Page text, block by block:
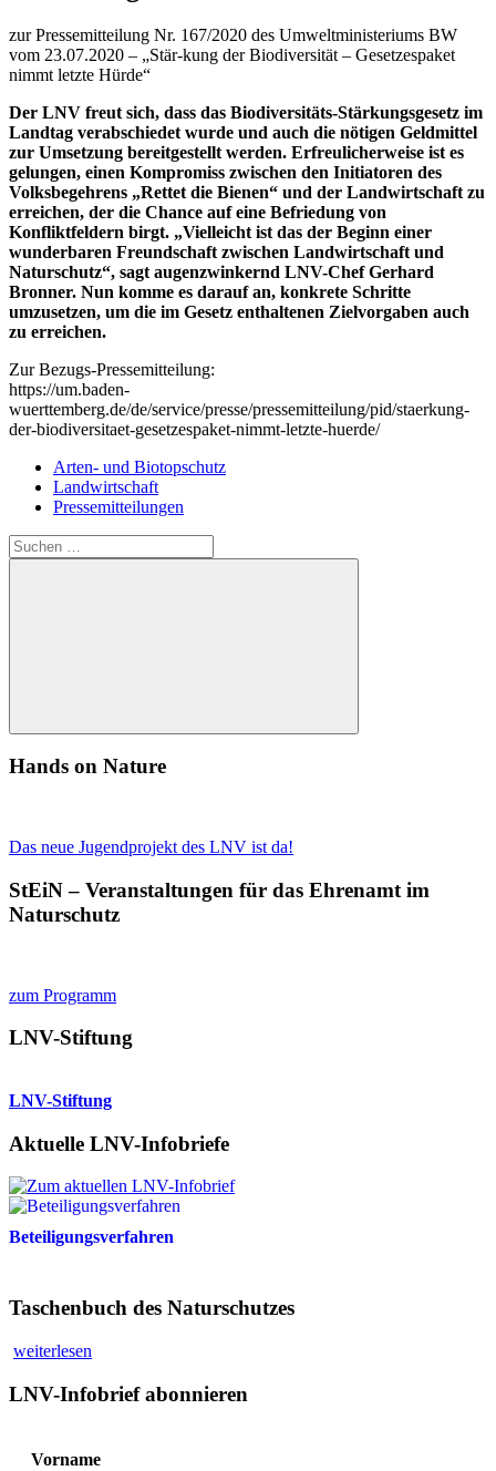
zur Pressemitteilung Nr. 167/2020 des Umweltministeriums BW
vom 23.07.2020 – „Stär-kung der Biodiversität – Gesetzespaket
nimmt letzte Hürde“
Der LNV freut sich, dass das Biodiversitäts-Stärkungsgesetz im
Landtag verabschiedet wurde und auch die nötigen Geldmittel
zur Umsetzung bereitgestellt werden. Erfreulicherweise ist es
gelungen, einen Kompromiss zwischen den Initiatoren des
Volksbegehrens „Rettet die Bienen“ und der Landwirtschaft zu
erreichen, der die Chance auf eine Befriedung von
Konfliktfeldern birgt. „Vielleicht ist das der Beginn einer
wunderbaren Freundschaft zwischen Landwirtschaft und
Naturschutz“, sagt augenzwinkernd LNV-Chef Gerhard
Bronner. Nun komme es darauf an, konkrete Schritte
umzusetzen, um die im Gesetz enthaltenen Zielvorgaben auch
zu erreichen.
Zur Bezugs-Pressemitteilung:
https://um.baden-
wuerttemberg.de/de/service/presse/pressemitteilung/pid/staerkung-
der-biodiversitaet-gesetzespaket-nimmt-letzte-huerde/
Arten- und Biotopschutz
Landwirtschaft
Pressemitteilungen
Suchen
nach:
Suchen
Hands on Nature
Das neue Jugendprojekt des LNV ist da!
StEiN – Veranstaltungen für das Ehrenamt im
Naturschutz
zum Programm
LNV-Stiftung
LNV-Stiftung
Aktuelle LNV-Infobriefe
Beteiligungsverfahren
Taschenbuch des Naturschutzes
weiterlesen
LNV-Infobrief abonnieren
Vorname